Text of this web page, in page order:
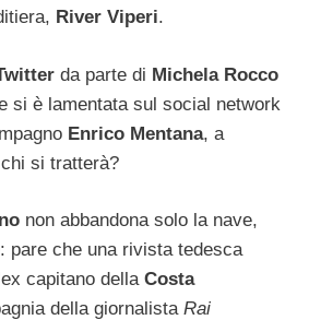
River Viperi.
da parte di Michela Rocco
si è lamentata sul social network
Enrico Mentana, a
si tratterà?
non abbandona solo la nave,
pare che una rivista tedesca
capitano della Costa
della giornalista Rai